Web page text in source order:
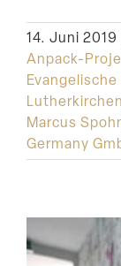
14. Juni 2019
Anpack-
Marcus
Germany